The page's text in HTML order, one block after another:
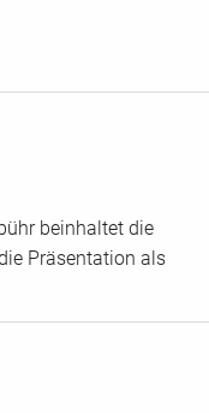
beinhaltet die
Präsentation als